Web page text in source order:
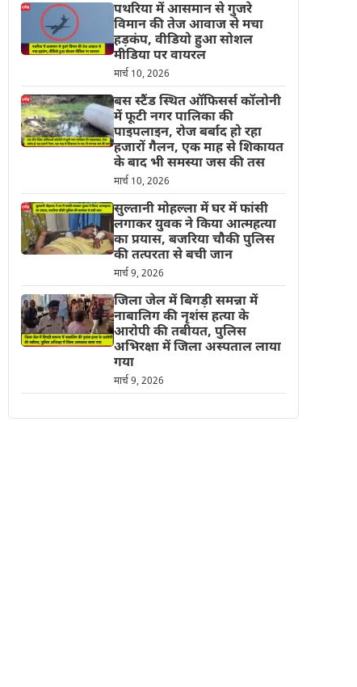
पथरिया में आसमान से गुजरे
विमान की तेज आवाज से मचा
हड़कंप, वीडियो हुआ सोशल
मीडिया पर वायरल
मार्च 10, 2026
बस स्टैंड स्थित ऑफिसर्स कॉलोनी
में फूटी नगर पालिका की
पाइपलाइन, रोज बर्बाद हो रहा
हजारों गैलन, एक माह से शिकायत
के बाद भी समस्या जस की तस
मार्च 10, 2026
सुल्तानी मोहल्ला में घर में फांसी
लगाकर युवक ने किया आत्महत्या
का प्रयास, बजरिया चौकी पुलिस
की तत्परता से बची जान
मार्च 9, 2026
जिला जेल में बिगड़ी समन्ना में
नाबालिग की नृशंस हत्या के
आरोपी की तबीयत, पुलिस
अभिरक्षा में जिला अस्पताल लाया
गया
मार्च 9, 2026